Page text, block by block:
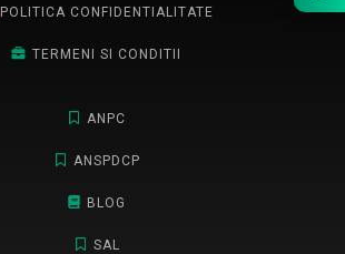
POLITICA CONFIDENTIALITATE
TERMENI SI CONDITII
ANPC
ANSPDCP
BLOG
SAL